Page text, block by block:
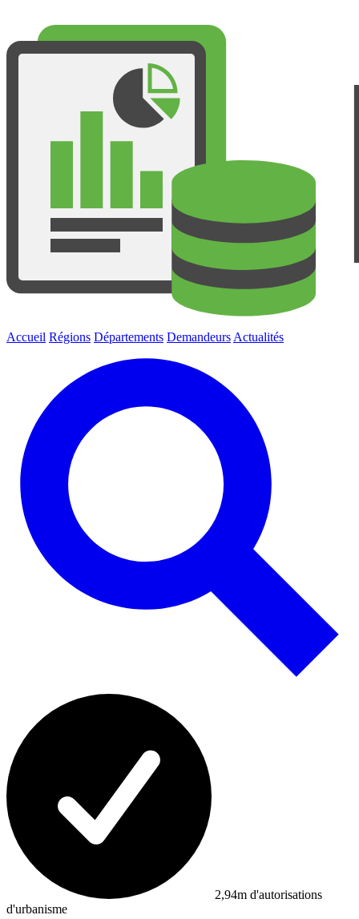
Accueil Régions Départements Demandeurs Actualités
2,94m d'autorisations
d'urbanisme